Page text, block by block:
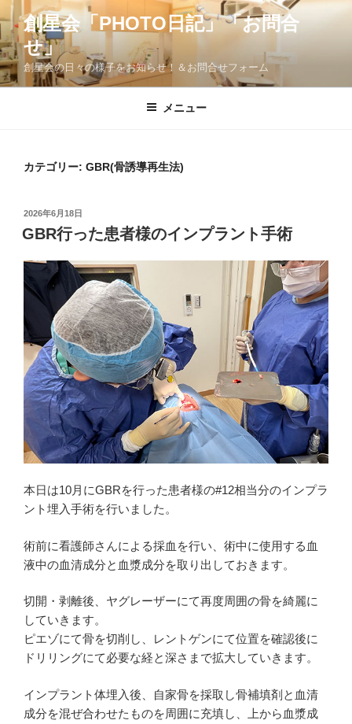
ン
テ
ン
ツ
創星会「PHOTO日記」「お問合
せ」
創星会の日々の様子をお知らせ！＆お問合せフォーム
メニュー
カテゴリー: GBR(骨誘導再生法)
投
稿
日:
2026年6月18日
GBR行った患者様のインプラント手術
本日は10月にGBRを行った患者様の#12相当分のインプラ
ント埋入手術を行いました。
術前に看護師さんによる採血を行い、術中に使用する血
液中の血清成分と血漿成分を取り出しておきます。
切開・剥離後、ヤグレーザーにて再度周囲の骨を綺麗に
していきます。
ピエゾにて骨を切削し、レントゲンにて位置を確認後に
ドリリングにて必要な経と深さまで拡大していきます。
インプラント体埋入後、自家骨を採取し骨補填剤と血清
成分を混ぜ合わせたものを周囲に充填し、上から血漿成